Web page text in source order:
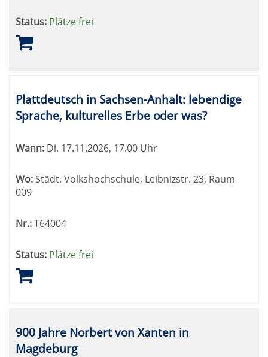
Status: Plätze frei
Plattdeutsch in Sachsen-Anhalt: lebendige
Sprache, kulturelles Erbe oder was?
Wann: Di. 17.11.2026, 17.00 Uhr
Wo:Städt. Volkshochschule, Leibnizstr. 23, Raum
009
Nr.:T64004
Status: Plätze frei
900 Jahre Norbert von Xanten in
Magdeburg